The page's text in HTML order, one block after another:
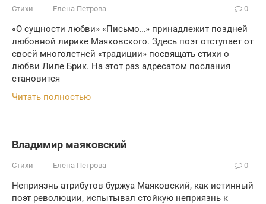
Стихи Елена Петрова 0
«О сущности любви» «Письмо…» принадлежит поздней
любовной лирике Маяковского. Здесь поэт отступает от
своей многолетней «традиции» посвящать стихи о
любви Лиле Брик. На этот раз адресатом послания
становится
Читать полностью
Владимир маяковский
Стихи Елена Петрова 0
Неприязнь атрибутов буржуа Маяковский, как истинный
поэт революции, испытывал стойкую неприязнь к